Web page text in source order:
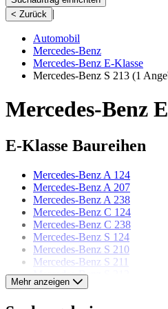
< Zurück
|
Automobil
Mercedes-Benz
Mercedes-Benz E-Klasse
Mercedes-Benz S 213 (1
Mercedes-Benz
E-Klasse Baureihen
Mercedes-Benz A 124
Mercedes-Benz A 207
Mercedes-Benz A 238
Mercedes-Benz C 124
Mercedes-Benz C 238
Mercedes-Benz S 124
Mercedes-Benz S 210
Mercedes-Benz S 211
Mercedes-Benz S 212
Mercedes-Benz S 213
Mehr anzeigen